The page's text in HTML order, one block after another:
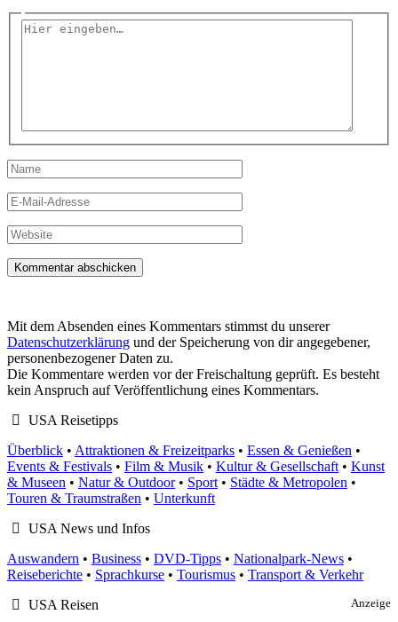
Hier
Name
E-
Mail-
Adresse
Website
Mit dem Absenden eines Kommentars stimmst du unserer
Datenschutzerklärung und der Speicherung von dir angegebener,
personenbezogener Daten zu.
Die Kommentare werden vor der Freischaltung geprüft. Es besteht
kein Anspruch auf Veröffentlichung eines Kommentars.
USA Reisetipps
Überblick • Attraktionen & Freizeitparks • Essen & Genießen •
Events & Festivals • Film & Musik • Kultur & Gesellschaft • Kunst
& Museen • Natur & Outdoor• Sport • Städte & Metropolen •
Touren & Traumstraßen • Unterkunft
USA News und Infos
Auswandern • Business • DVD-Tipps • Nationalpark-News •
Reiseberichte • Sprachkurse • Tourismus • Transport & Verkehr
Anzeige
USA Reisen